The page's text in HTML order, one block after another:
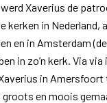
Xaverius de
kerken in
en in Amsterdam (de
in zo’n kerk. Via
in Amersfoort
en moois